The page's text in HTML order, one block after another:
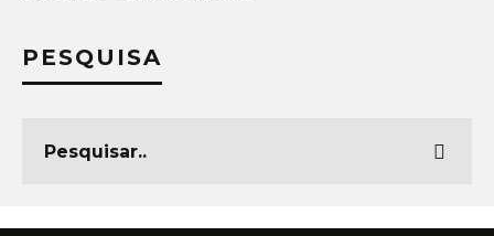
PESQUISA